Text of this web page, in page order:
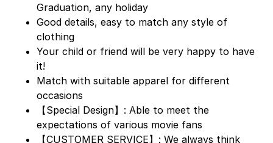
Graduation, any holiday
Good details, easy to match any style of
clothing
Your child or friend will be very happy to have
it!
Match with suitable apparel for different
occasions
【Special Design】: Able to meet the
expectations of various movie fans
【CUSTOMER SERVICE】: We always think